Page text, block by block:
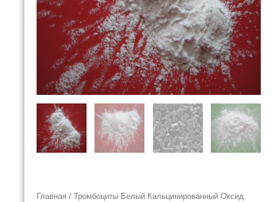
Главная /
Тромбоциты Белый Кальцинированный Оксид